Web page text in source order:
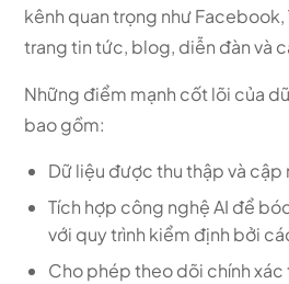
kênh quan trọng như Facebook,
trang tin tức, blog, diễn đàn và
Những điểm mạnh cốt lõi của
bao gồm:
Dữ liệu được thu thập và cập
Tích hợp công nghệ AI để
với quy trình kiểm định bởi
Cho phép theo dõi chính